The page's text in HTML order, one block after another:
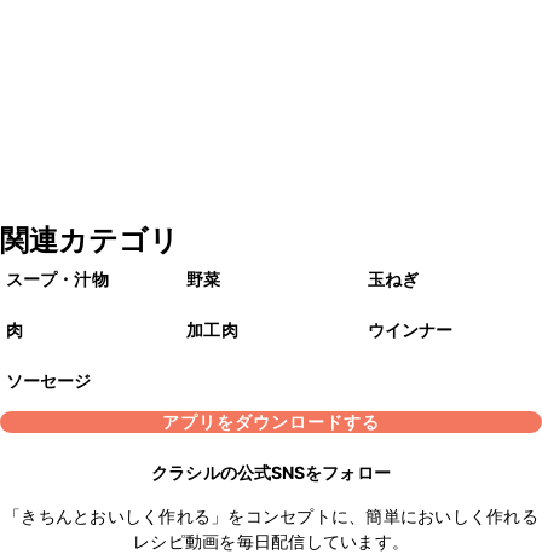
関連カテゴリ
スープ・汁物 野菜 玉ねぎ
肉 加工肉 ウインナー
ソーセージ
アプリをダウンロードする
クラシルの公式SNSをフォロー
「きちんとおいしく作れる」をコンセプトに、簡単においしく作れる
レシピ動画を毎日配信しています。